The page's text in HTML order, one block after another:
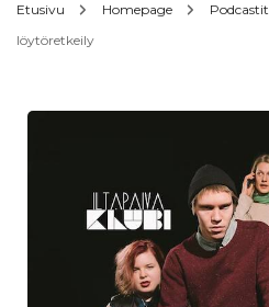
Etusivu Homepage Podcastit
löytöretkeily